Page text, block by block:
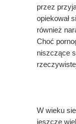
przez
opiekował
również
Choć
niszczące
W wieku
jeszcze